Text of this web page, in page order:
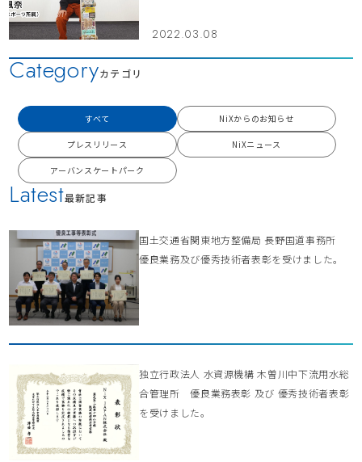
2022.03.08
Latest最新記事
国土交通省関東地方整備局 長野国道事務所
優良業務及び優秀技術者表彰を受けました。
独立行政法人 水資源機構 木曽川中下流用水総
合管理所 優良業務表彰 及び 優秀技術者表彰
を受けました。
Categoryカテゴリ
すべて NiXからのお知らせ
プレスリリース NiXニュース
アーバンスケートパーク